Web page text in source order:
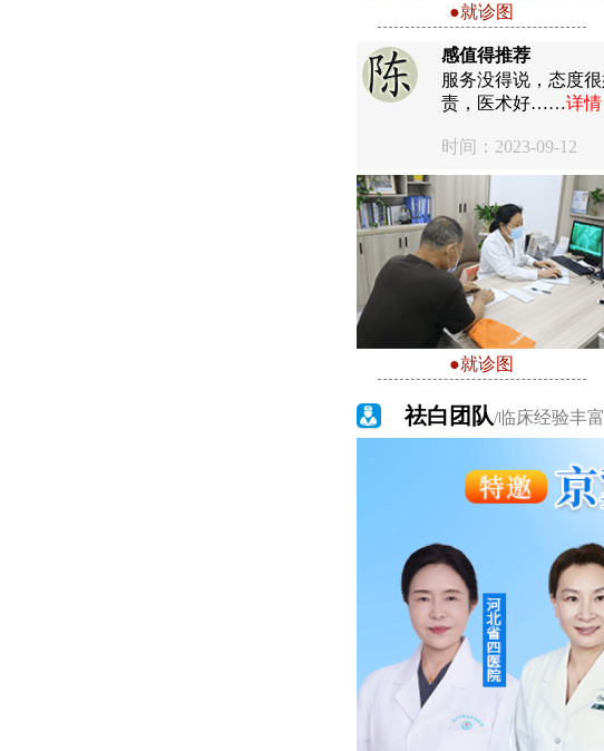
●就诊图
感值得推荐
服务没得说，态度
责，医术好……详情
时间：2023-09-12
●就诊图
祛白团队/临床经验丰富